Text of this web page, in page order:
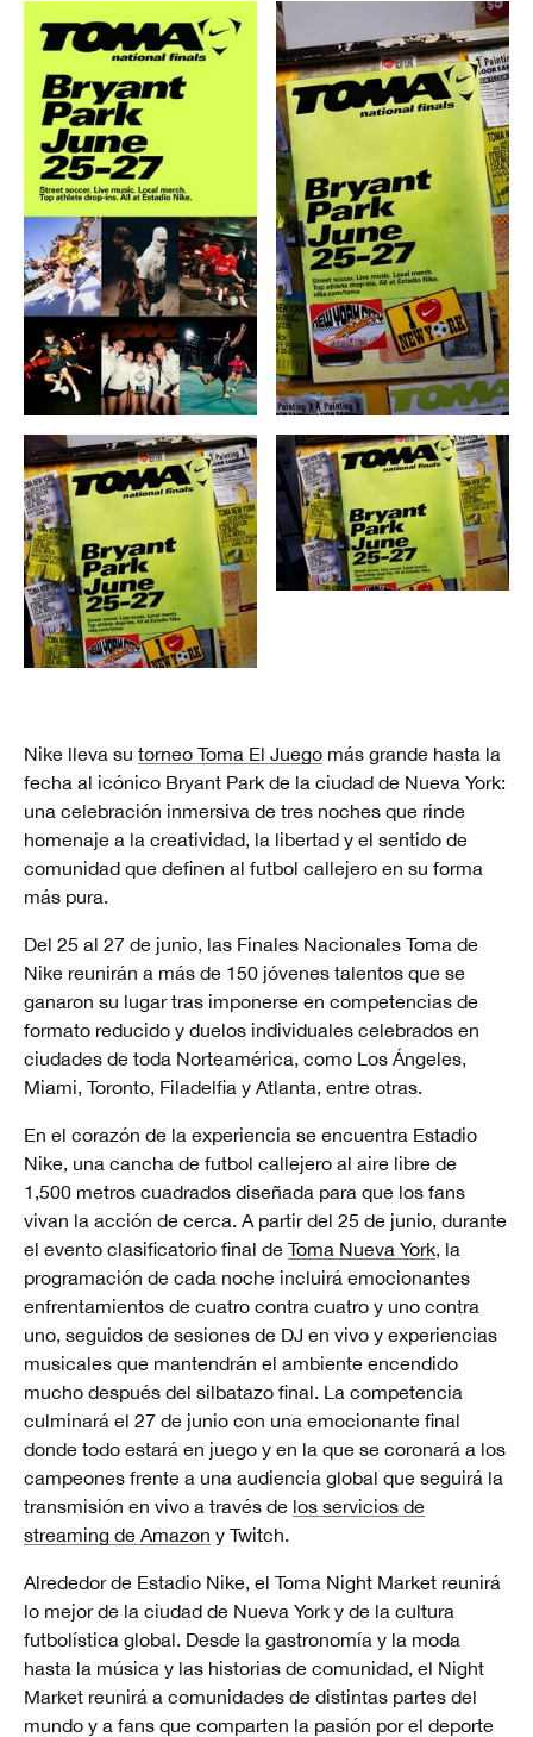
Nike lleva su torneo Toma El Juego más grande hasta la
fecha al icónico Bryant Park de la ciudad de Nueva York:
una celebración inmersiva de tres noches que rinde
homenaje a la creatividad, la libertad y el sentido de
comunidad que definen al futbol callejero en su forma
más pura.
Del 25 al 27 de junio, las Finales Nacionales Toma de
Nike reunirán a más de 150 jóvenes talentos que se
ganaron su lugar tras imponerse en competencias de
formato reducido y duelos individuales celebrados en
ciudades de toda Norteamérica, como Los Ángeles,
Miami, Toronto, Filadelfia y Atlanta, entre otras.
En el corazón de la experiencia se encuentra Estadio
Nike, una cancha de futbol callejero al aire libre de
1,500 metros cuadrados diseñada para que los fans
vivan la acción de cerca. A partir del 25 de junio, durante
el evento clasificatorio final de Toma Nueva York, la
programación de cada noche incluirá emocionantes
enfrentamientos de cuatro contra cuatro y uno contra
uno, seguidos de sesiones de DJ en vivo y experiencias
musicales que mantendrán el ambiente encendido
mucho después del silbatazo final. La competencia
culminará el 27 de junio con una emocionante final
donde todo estará en juego y en la que se coronará a los
campeones frente a una audiencia global que seguirá la
transmisión en vivo a través de los servicios de
streaming de Amazon y Twitch.
Alrededor de Estadio Nike, el Toma Night Market reunirá
lo mejor de la ciudad de Nueva York y de la cultura
futbolística global. Desde la gastronomía y la moda
hasta la música y las historias de comunidad, el Night
Market reunirá a comunidades de distintas partes del
mundo y a fans que comparten la pasión por el deporte